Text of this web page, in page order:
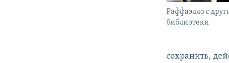
Раффаэлло с
библиотеки
сохранить,